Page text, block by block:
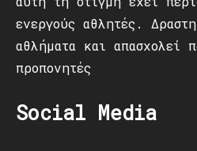
ενεργούς αθλητές.
αθλήματα και απασχολεί
προπονητές
Social Media